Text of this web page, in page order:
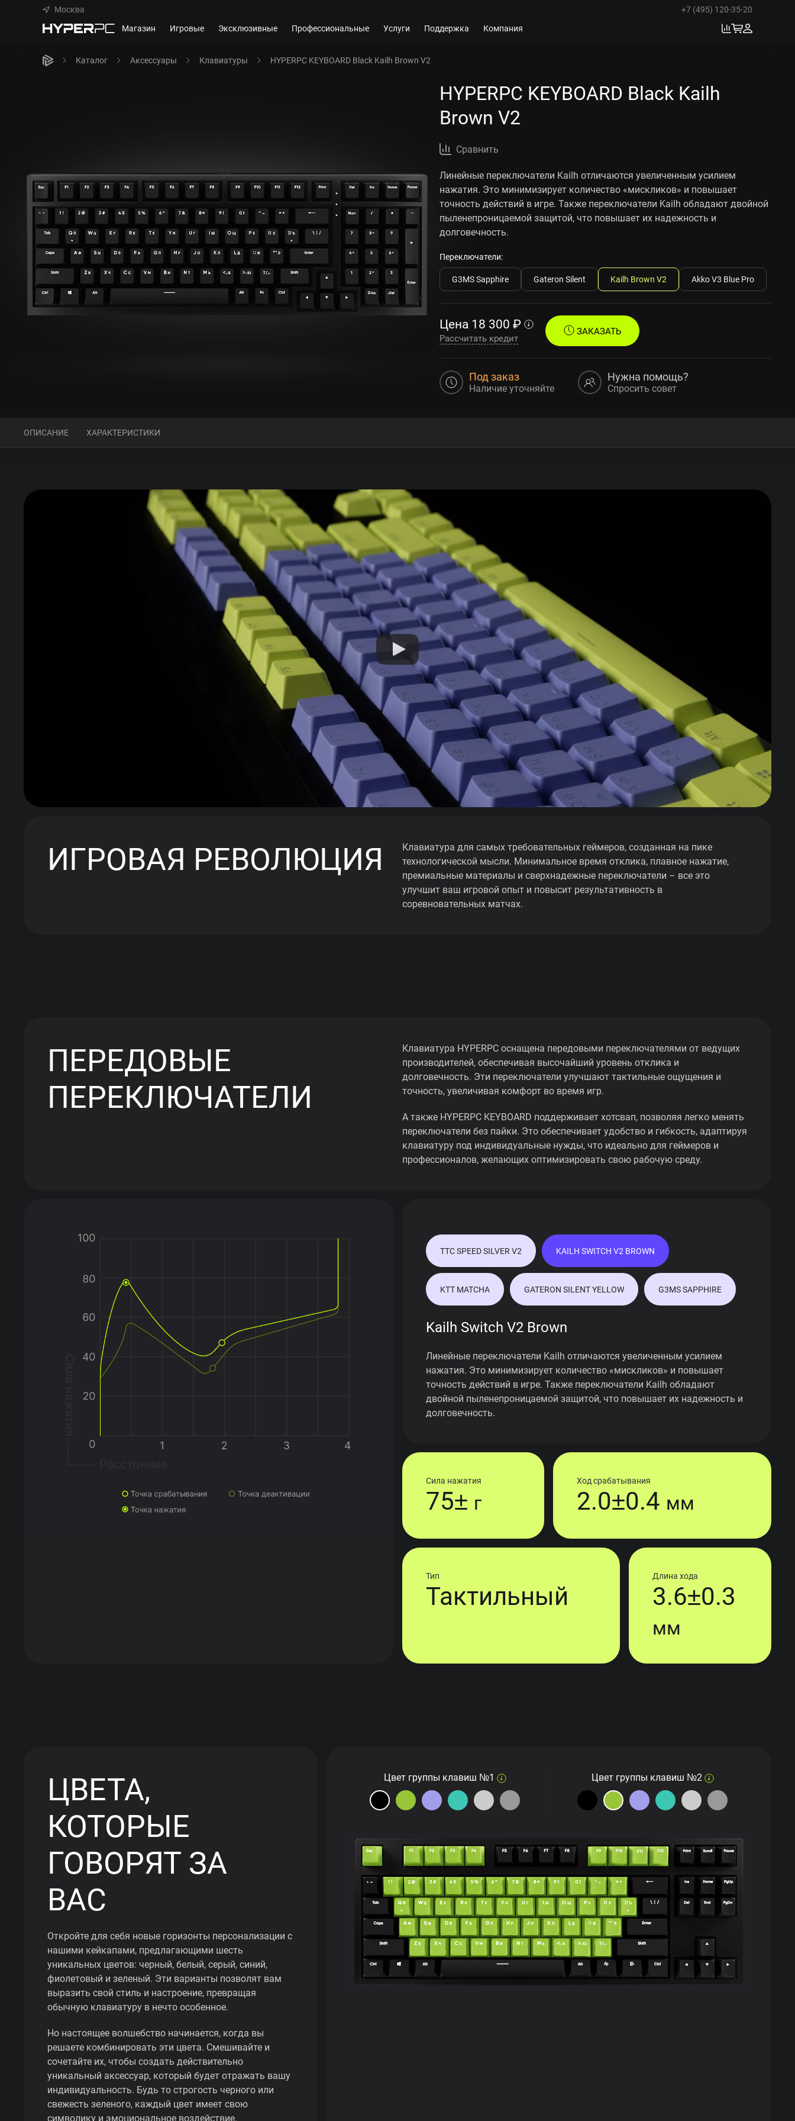
Москва
+7 (495) 120-35-20
Магазин
Игровые Эксклюзивные Профессиональные Услуги Поддержка Компания
Каталог Аксессуары Клавиатуры HYPERPC KEYBOARD Black Kailh Brown V2
HYPERPC KEYBOARD Black Kailh
Brown V2
Сравнить
Линейные переключатели Kailh отличаются увеличенным усилием
нажатия. Это минимизирует количество «мискликов» и повышает
точность действий в игре. Также переключатели Kailh обладают двойной
пыленепроницаемой защитой, что повышает их надежность и
долговечность.
Переключатели:
G3MS Sapphire
Gateron Silent Kailh Brown V2 Akko V3 Blue Pro
Цена 18 300 ₽
Рассчитать кредит
ЗАКАЗАТЬ
Под заказ
Наличие уточняйте
Нужна помощь?
Спросить совет
ОПИСАНИЕ ХАРАКТЕРИСТИКИ
ИГРОВАЯ РЕВОЛЮЦИЯ
Клавиатура для самых требовательных геймеров, созданная на пике
технологической мысли. Минимальное время отклика, плавное нажатие,
премиальные материалы и сверхнадежные переключатели – все это
улучшит ваш игровой опыт и повысит результативность в
соревновательных матчах.
ПЕРЕДОВЫЕ
ПЕРЕКЛЮЧАТЕЛИ
Клавиатура HYPERPC оснащена передовыми переключателями от ведущих
производителей, обеспечивая высочайший уровень отклика и
долговечность. Эти переключатели улучшают тактильные ощущения и
точность, увеличивая комфорт во время игр.
А также HYPERPC KEYBOARD поддерживает хотсвап, позволяя легко менять
переключатели без пайки. Это обеспечивает удобство и гибкость, адаптируя
клавиатуру под индивидуальные нужды, что идеально для геймеров и
профессионалов, желающих оптимизировать свою рабочую среду.
TTC SPEED SILVER V2 KAILH SWITCH V2 BROWN
KTT MATCHA GATERON SILENT YELLOW G3MS SAPPHIRE
Kailh Switch V2 Brown
Линейные переключатели Kailh отличаются увеличенным усилием
нажатия. Это минимизирует количество «мискликов» и повышает
точность действий в игре. Также переключатели Kailh обладают
двойной пыленепроницаемой защитой, что повышает их надежность и
долговечность.
Сила нажатия
75± г
Ход срабатывания
2.0±0.4 мм
Тип
Тактильный
Длина хода
3.6±0.3
мм
ЦВЕТА,
КОТОРЫЕ
ГОВОРЯТ ЗА
ВАС
Откройте для себя новые горизонты персонализации с
нашими кейкапами, предлагающими шесть
уникальных цветов: черный, белый, серый, синий,
фиолетовый и зеленый. Эти варианты позволят вам
выразить свой стиль и настроение, превращая
обычную клавиатуру в нечто особенное.
Но настоящее волшебство начинается, когда вы
решаете комбинировать эти цвета. Смешивайте и
сочетайте их, чтобы создать действительно
уникальный аксессуар, который будет отражать вашу
индивидуальность. Будь то строгость черного или
свежесть зеленого, каждый цвет имеет свою
символику и эмоциональное воздействие.
Цвет группы клавиш №1 Цвет группы клавиш №2